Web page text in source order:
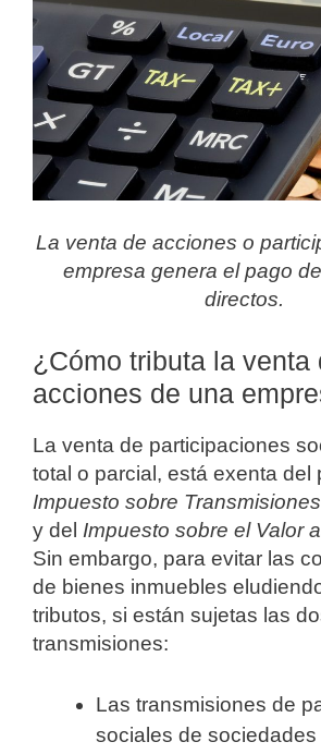
La venta de acciones o
empresa genera el pago
directos.
¿Cómo tributa la venta
acciones de una
La venta de participaciones
total o parcial, está exenta del
Impuesto sobre
y del Impuesto sobre el Valor
Sin embargo, para evitar las
de bienes inmuebles
tributos, si están sujetas las
transmisiones:
Las transmisiones de
sociales de